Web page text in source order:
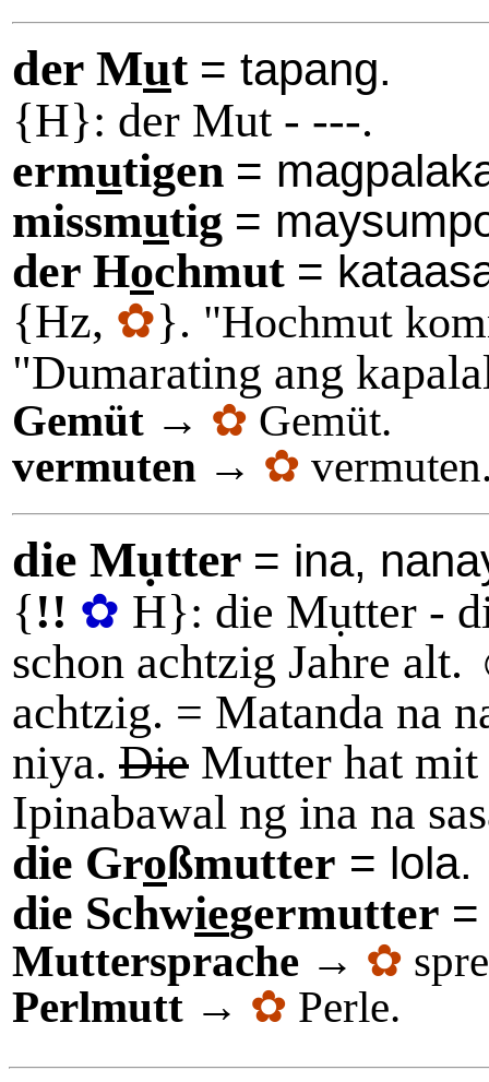
der Mut = tapang.
{H}: der Mut - ---.
ermutigen =
missmutig =
der Hochmut =
{Hz, ✿}. "Hochmut
"Dumarating ang
Gemüt → ✿ Gemüt.
vermuten → ✿
die Mụtter = ina,
{!! ✿ H}: die Mụtter -
schon achtzig Jahre
achtzig. = Matanda na
niya. Die Mutter hat mit
Ipinabawal ng ina na
die Großmutter = lola.
die Schwiegermutter
Muttersprache → ✿
Perlmutt → ✿ Perle.